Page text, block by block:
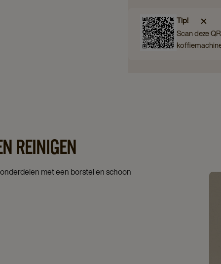
Tip!
Scan deze
REINIGEN
met een borstel en schoon